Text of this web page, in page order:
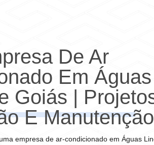
De Ar
Em Águas
Goiás |
E Manutenção
empresa de ar-condicionado em Águas